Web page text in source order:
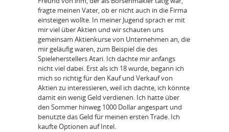
fragte meinen Vater, ob er nicht auch in die Firma
einsteigen wollte. In meiner Jugend sprach er mit
mir viel über Aktien und wir schauten uns
gemeinsam Aktienkurse von Unternehmen an, die
mir geläufig waren, zum Beispiel die des
Spieleherstellers Atari. Ich dachte mir anfangs
nicht viel dabei. Erst als ich 18 wurde, begann ich
mich so richtig für den Kauf und Verkauf von
Aktien zu interessieren, weil ich dachte, ich könnte
damit ein wenig Geld verdienen. Ich hatte über
den Sommer hinweg 1000 Dollar angespart und
benutzte das Geld für meinen ersten Trade. Ich
kaufte Optionen auf Intel.